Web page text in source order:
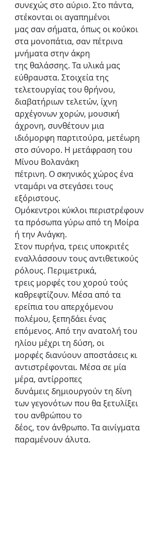
συνεχώς στο αύριο. Στο πάντα,
στέκονται οι αγαπημένοι
μας σαν σήματα, όπως οι κούκοι
στα μονοπάτια, σαν πέτρινα
μνήματα στην άκρη
της θαλάσσης. Τα υλικά μας
εύθραυστα. Στοιχεία της
τελετουργίας του θρήνου,
διαβατήριων τελετών, ίχνη
αρχέγονων χορών, μουσική
άχρονη, συνθέτουν μια
ιδιόμορφη παρτιτούρα, μετέωρη
στο σύνορο. Η μετάφραση του
Μίνου Βολανάκη
πέτρινη. Ο σκηνικός χώρος ένα
νταμάρι να στεγάσει τους
εξόριστους.
Ομόκεντροι κύκλοι περιστρέφουν
τα πρόσωπα γύρω από τη Μοίρα
ή την Ανάγκη.
Στον πυρήνα, τρεις υποκριτές
εναλλάσσουν τους αντιθετικούς
ρόλους. Περιμετρικά,
τρεις μορφές του χορού τούς
καθρεφτίζουν. Μέσα από τα
ερείπια του απερχόμενου
πολέμου, ξεπηδάει ένας
επόμενος. Από την ανατολή του
ηλίου μέχρι τη δύση, οι
μορφές διανύουν αποστάσεις κι
αντιστρέφονται. Μέσα σε μία
μέρα, αντίρροπες
δυνάμεις δημιουργούν τη δίνη
των γεγονότων που θα ξετυλίξει
του ανθρώπου το
δέος, τον άνθρωπο. Τα αινίγματα
παραμένουν άλυτα.